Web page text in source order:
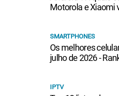
Motorola e Xiaomi
SMARTPHONES
Os melhores
julho de 2026 -
IPTV